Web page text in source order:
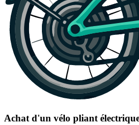
Achat d'un vélo pliant